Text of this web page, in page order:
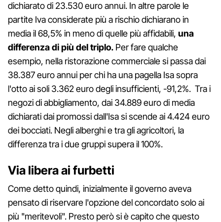
dichiarato di 23.530 euro annui. In altre parole le
partite Iva considerate più a rischio dichiarano in
media il 68,5% in meno di quelle più affidabili, una
differenza di più del triplo. Per fare qualche
esempio, nella ristorazione commerciale si passa dai
38.387 euro annui per chi ha una pagella Isa sopra
l'otto ai soli 3.362 euro degli insufficienti, -91,2%. Tra i
negozi di abbigliamento, dai 34.889 euro di media
dichiarati dai promossi dall'Isa si scende ai 4.424 euro
dei bocciati. Negli alberghi e tra gli agricoltori, la
differenza tra i due gruppi supera il 100%.
Via libera ai furbetti
Come detto quindi, inizialmente il governo aveva
pensato di riservare l'opzione del concordato solo ai
più "meritevoli". Presto però si è capito che questo